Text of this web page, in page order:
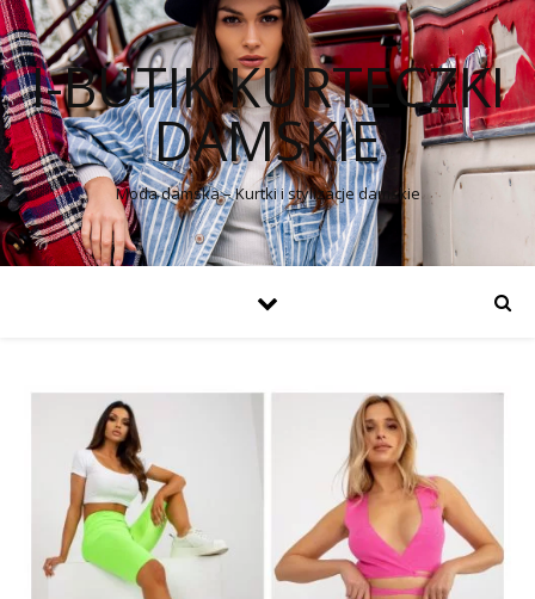
I-BUTIK KURTECZKI
DAMSKIE
Moda damska – Kurtki i stylizacje damskie